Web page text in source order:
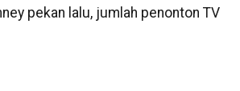
pekan lalu, jumlah penonton TV